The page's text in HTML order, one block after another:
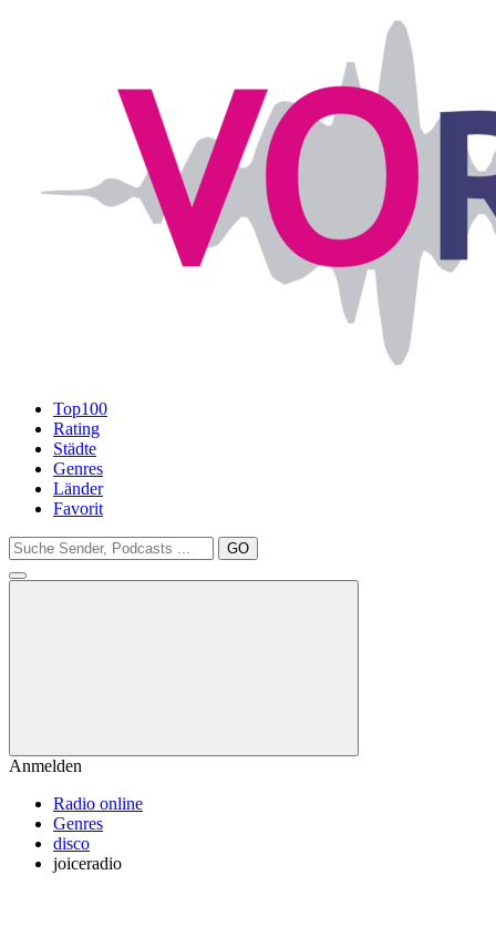
Top100
Rating
Städte
Genres
Länder
Favorit
GO
Anmelden
Radio online
Genres
disco
joiceradio